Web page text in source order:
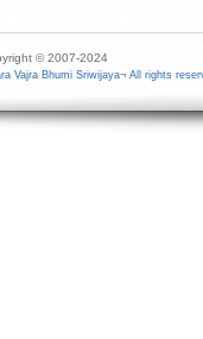
© 2007-2024
Vajra Bhumi Sriwijaya¬ All rights